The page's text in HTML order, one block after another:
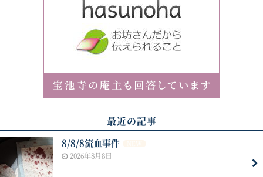
最近の記事
8/8/8流血事件
2026年8月8日